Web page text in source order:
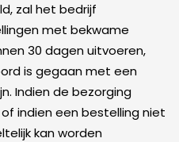
zal het bedrijf
met bekwame
30 dagen uitvoeren,
is gegaan met een
Indien de bezorging
indien een bestelling niet
kan worden